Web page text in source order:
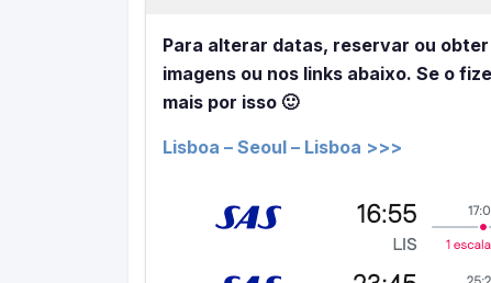
Para alterar datas, reservar ou
imagens ou nos links abaixo. Se o
mais por isso 🙂
Lisboa – Seoul – Lisboa >>>